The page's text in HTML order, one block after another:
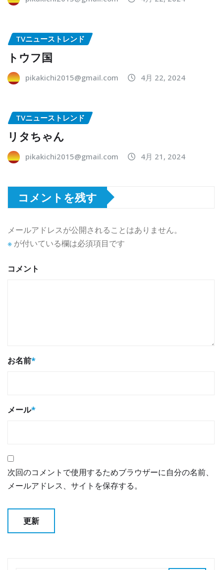
TVニューストレンド
トウフ国
pikakichi2015@gmail.com 4月 22, 2024
TVニューストレンド
リタちゃん
pikakichi2015@gmail.com 4月 21, 2024
コメントを残す
メールアドレスが公開されることはありません。
※ が付いている欄は必須項目です
コメント
お名前*
メール*
次回のコメントで使用するためブラウザーに自分の名前、
メールアドレス、サイトを保存する。